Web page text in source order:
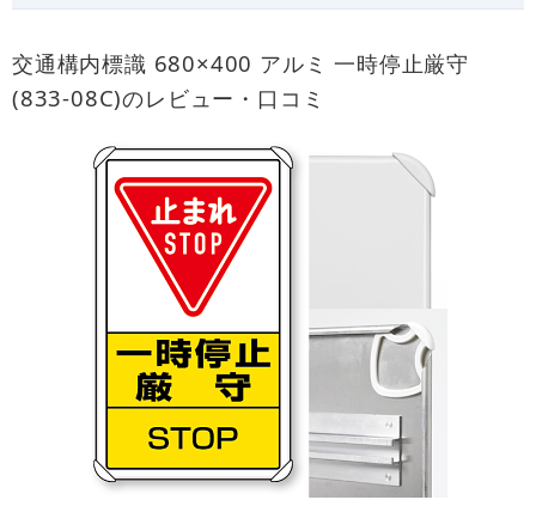
交通構内標識 680×400 アルミ 一時停止厳守
(833-08C)のレビュー・口コミ